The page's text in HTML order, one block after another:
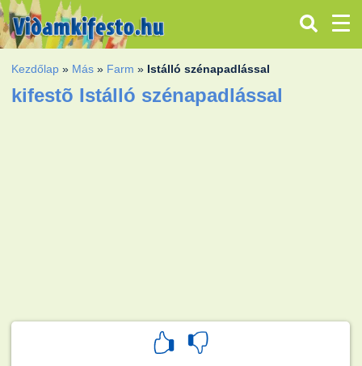
Kezdőlap » Más » Farm » Istálló szénapadlással
kifestõ Istálló szénapadlással